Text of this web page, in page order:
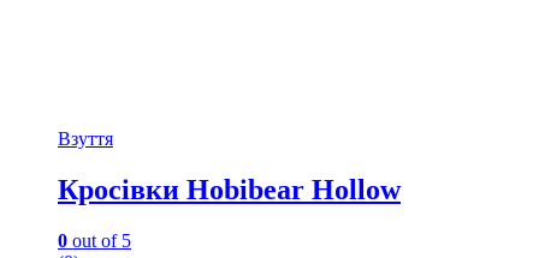
Взуття
Кросівки Hobibear Hollow
0 out of 5